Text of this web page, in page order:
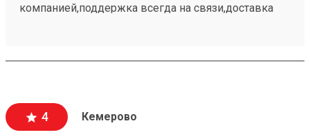
компанией,поддержка всегда на связи,доставка
260662972
4 Кемерово